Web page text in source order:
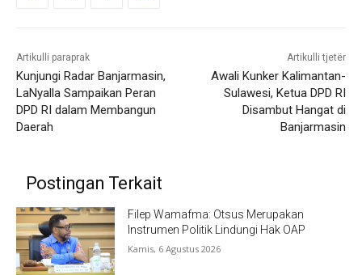
Artikulli paraprak
Kunjungi Radar Banjarmasin,
LaNyalla Sampaikan Peran
DPD RI dalam Membangun
Daerah
Artikulli tjetër
Awali Kunker Kalimantan-
Sulawesi, Ketua DPD RI
Disambut Hangat di
Banjarmasin
Postingan Terkait
Filep Wamafma: Otsus Merupakan
Instrumen Politik Lindungi Hak OAP
Kamis, 6 Agustus 2026